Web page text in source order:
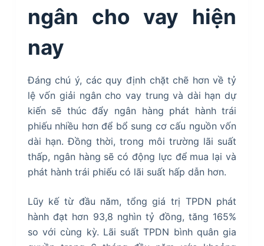
ngân cho vay hiện
nay
Đáng chú ý, các quy định chặt chẽ hơn về tỷ
lệ vốn giải ngân cho vay trung và dài hạn dự
kiến sẽ thúc đẩy ngân hàng phát hành trái
phiếu nhiều hơn để bổ sung cơ cấu nguồn vốn
dài hạn. Đồng thời, trong môi trường lãi suất
thấp, ngân hàng sẽ có động lực để mua lại và
phát hành trái phiếu có lãi suất hấp dẫn hơn.
Lũy kế từ đầu năm, tổng giá trị TPDN phát
hành đạt hơn 93,8 nghìn tỷ đồng, tăng 165%
so với cùng kỳ. Lãi suất TPDN bình quân gia